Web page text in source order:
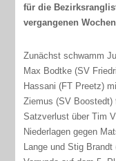
für die
vergangenen
Zunächst schwamm
Max Bodtke (SV
Hassani (FT Preetz)
Ziemus (SV Boostedt)
Satzverlust über Tim
Niederlagen gegen
Lange und Stig